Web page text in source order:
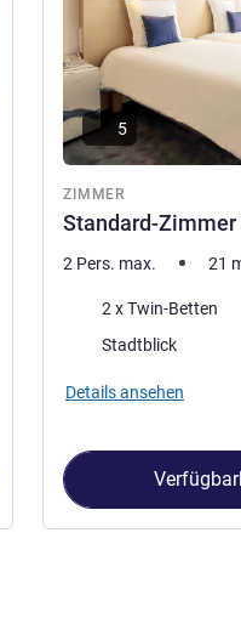
ZIMMER
Standard-Zimmer
5
2 Pers. max. 21
Bettwäsche
2 x Twin-Betten
Aussicht:Stadtblick
Details ansehen